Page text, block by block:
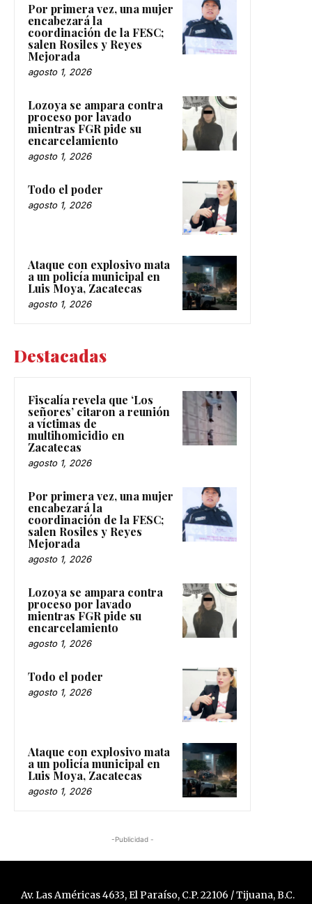
Por primera vez, una mujer
encabezará la
coordinación de la FESC;
salen Rosiles y Reyes
Mejorada
agosto 1, 2026
Lozoya se ampara contra
proceso por lavado
mientras FGR pide su
encarcelamiento
agosto 1, 2026
Todo el poder
agosto 1, 2026
Ataque con explosivo mata
a un policía municipal en
Luis Moya, Zacatecas
agosto 1, 2026
Destacadas
Fiscalía revela que ‘Los
señores’ citaron a reunión
a víctimas de
multihomicidio en
Zacatecas
agosto 1, 2026
Por primera vez, una mujer
encabezará la
coordinación de la FESC;
salen Rosiles y Reyes
Mejorada
agosto 1, 2026
Lozoya se ampara contra
proceso por lavado
mientras FGR pide su
encarcelamiento
agosto 1, 2026
Todo el poder
agosto 1, 2026
Ataque con explosivo mata
a un policía municipal en
Luis Moya, Zacatecas
agosto 1, 2026
-Publicidad -
Av. Las Américas 4633, El Paraíso, C.P. 22106 / Tijuana, B.C.